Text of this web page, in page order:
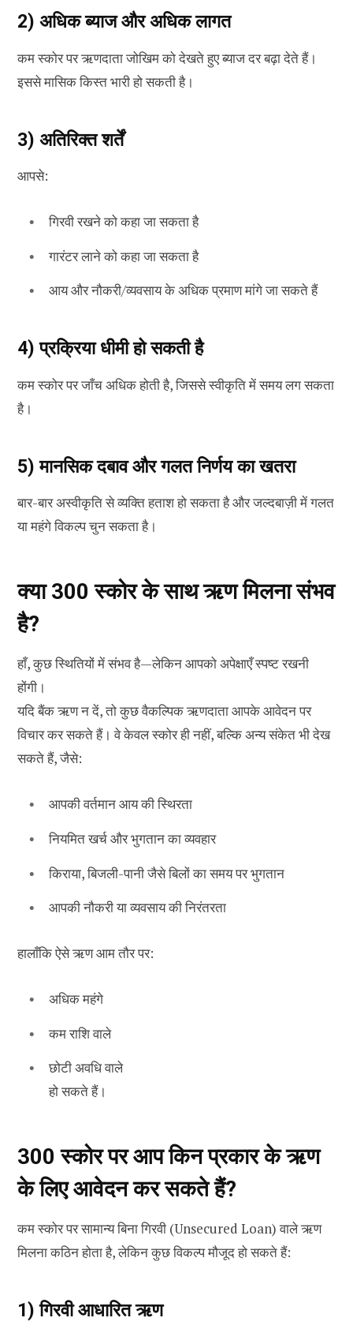
2) अधिक ब्याज और अधिक लागत
कम स्कोर पर ऋणदाता जोखिम को देखते हुए ब्याज दर बढ़ा देते हैं।
इससे मासिक किस्त भारी हो सकती है।
3) अतिरिक्त शर्तें
आपसे:
गिरवी रखने को कहा जा सकता है
गारंटर लाने को कहा जा सकता है
आय और नौकरी/व्यवसाय के अधिक प्रमाण मांगे जा सकते हैं
4) प्रक्रिया धीमी हो सकती है
कम स्कोर पर जाँच अधिक होती है, जिससे स्वीकृति में समय लग सकता
है।
5) मानसिक दबाव और गलत निर्णय का खतरा
बार-बार अस्वीकृति से व्यक्ति हताश हो सकता है और जल्दबाज़ी में गलत
या महंगे विकल्प चुन सकता है।
क्या 300 स्कोर के साथ ऋण मिलना संभव
है?
हाँ, कुछ स्थितियों में संभव है—लेकिन आपको अपेक्षाएँ स्पष्ट रखनी
होंगी।
यदि बैंक ऋण न दें, तो कुछ वैकल्पिक ऋणदाता आपके आवेदन पर
विचार कर सकते हैं। वे केवल स्कोर ही नहीं, बल्कि अन्य संकेत भी देख
सकते हैं, जैसे:
आपकी वर्तमान आय की स्थिरता
नियमित खर्च और भुगतान का व्यवहार
किराया, बिजली-पानी जैसे बिलों का समय पर भुगतान
आपकी नौकरी या व्यवसाय की निरंतरता
हालाँकि ऐसे ऋण आम तौर पर:
अधिक महंगे
कम राशि वाले
छोटी अवधि वाले
हो सकते हैं।
300 स्कोर पर आप किन प्रकार के ऋण
के लिए आवेदन कर सकते हैं?
कम स्कोर पर सामान्य बिना गिरवी (Unsecured Loan) वाले ऋण
मिलना कठिन होता है, लेकिन कुछ विकल्प मौजूद हो सकते हैं:
1) गिरवी आधारित ऋण